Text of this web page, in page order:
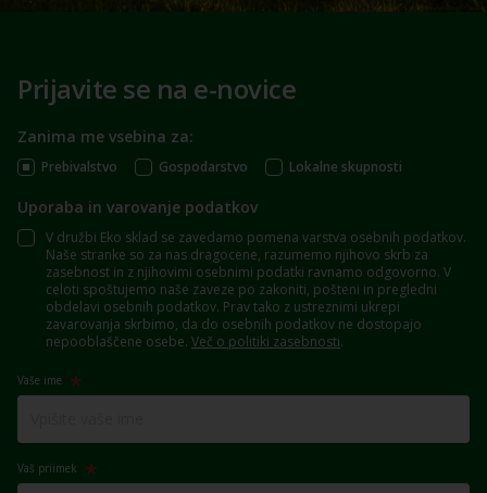
Prijavite se na e-novice
Zanima me vsebina za:
Prebivalstvo Gospodarstvo Lokalne skupnosti
Uporaba in varovanje podatkov
V družbi Eko sklad se zavedamo pomena varstva osebnih podatkov.
Naše stranke so za nas dragocene, razumemo njihovo skrb za
zasebnost in z njihovimi osebnimi podatki ravnamo odgovorno. V
celoti spoštujemo naše zaveze po zakoniti, pošteni in pregledni
obdelavi osebnih podatkov. Prav tako z ustreznimi ukrepi
zavarovanja skrbimo, da do osebnih podatkov ne dostopajo
nepooblaščene osebe. Več o politiki zasebnosti.
Vaše ime
Vaš priimek